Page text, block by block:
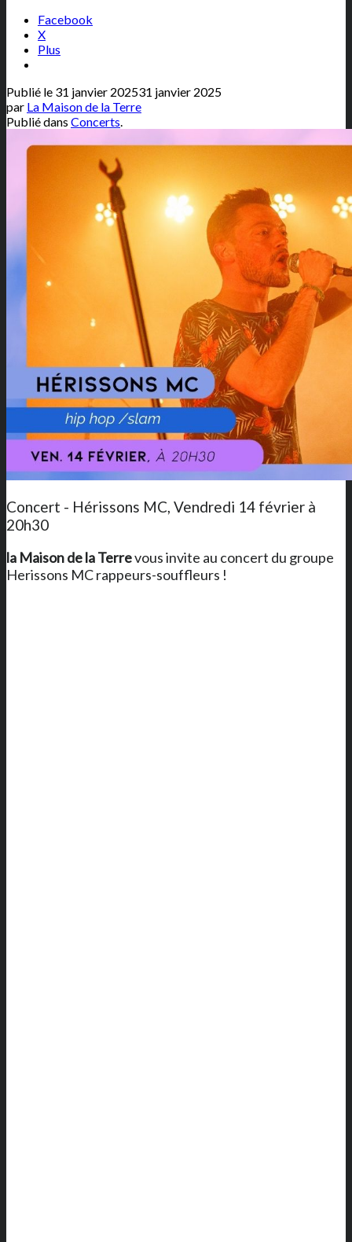
Facebook
X
Plus
Publié le 31 janvier 202531 janvier 2025
par La Maison de la Terre
Publié dans Concerts.
Concert - Hérissons MC, Vendredi 14 février à
20h30
la Maison de la Terrevous invite au concert du groupe
Herissons MC rappeurs-souffleurs !